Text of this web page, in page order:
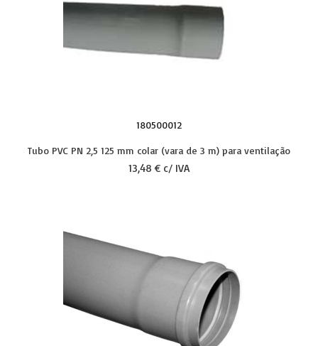
180500012
Tubo PVC PN 2,5 125 mm colar (vara de 3 m) para ventilação
13,48 € c/ IVA